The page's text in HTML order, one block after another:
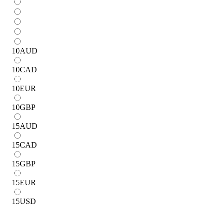
10AUD
10CAD
10EUR
10GBP
15AUD
15CAD
15GBP
15EUR
15USD